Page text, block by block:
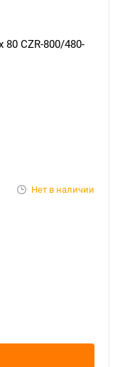
80 CZR-800/480-
Нет в наличии